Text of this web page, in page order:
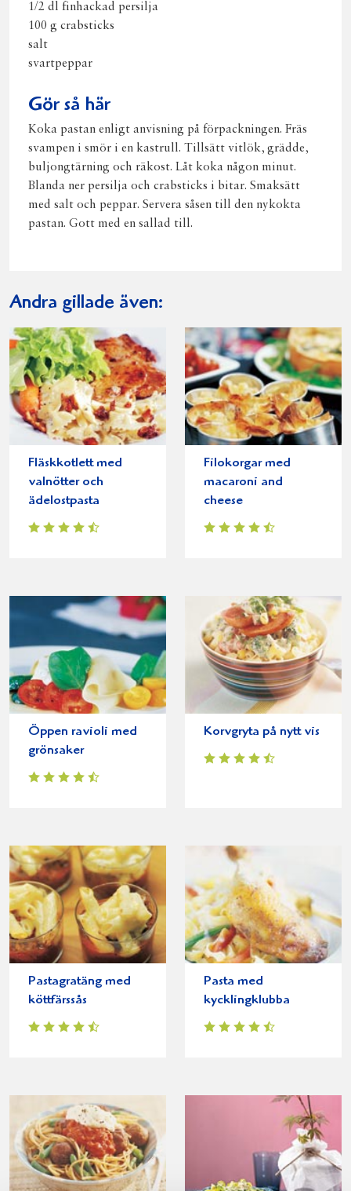
1/2 dl finhackad persilja
100 g crabsticks
salt
svartpeppar
Gör så här
Koka pastan enligt anvisning på förpackningen. Fräs
svampen i smör i en kastrull. Tillsätt vitlök, grädde,
buljongtärning och räkost. Låt koka någon minut.
Blanda ner persilja och crabsticks i bitar. Smaksätt
med salt och peppar. Servera såsen till den nykokta
pastan. Gott med en sallad till.
Andra gillade även:
Fläskkotlett med
valnötter och
ädelostpasta
Filokorgar med
macaroni and
cheese
Öppen ravioli med
grönsaker
Korvgryta på nytt vis
Pastagratäng med
köttfärssås
Pasta med
kycklingklubba